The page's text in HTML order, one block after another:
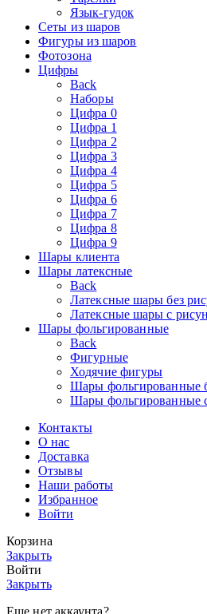
Язык-гудок
Сеты из шаров
Фигуры из шаров
Фотозона
Цифры
Back
Наборы
Цифра 0
Цифра 1
Цифра 2
Цифра 3
Цифра 4
Цифра 5
Цифра 6
Цифра 7
Цифра 8
Цифра 9
Шары клиента
Шары латексные
Back
Латексные шары без
Латексные шары с
Шары фольгированные
Back
Фигурные
Ходячие фигуры
Шары фольгированные
Шары фольгированные
Контакты
О нас
Доставка
Отзывы
Наши работы
Избранное
Войти
Корзина
Закрыть
Войти
Закрыть
Еще нет аккаунта?